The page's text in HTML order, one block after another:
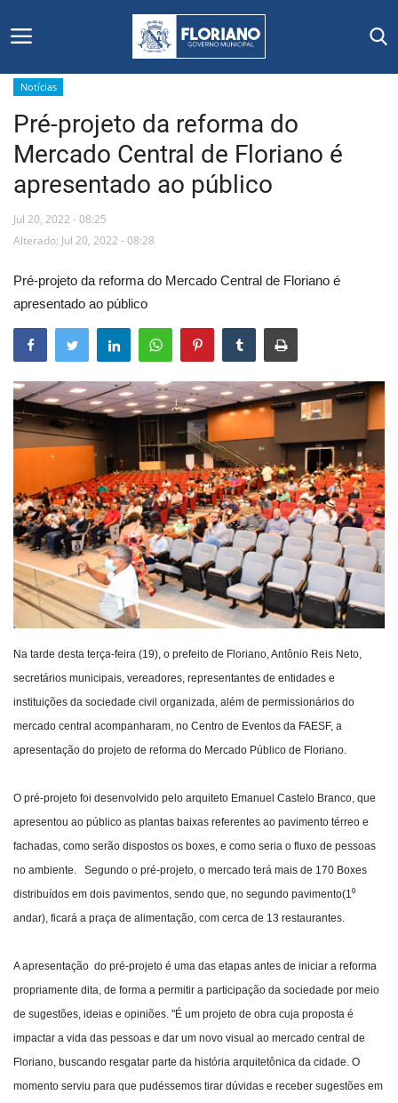
Início
Editais
Floriano
Mural de Licitações
Notícias
Vídeos
Webmail
Contato
Notícias
Pré-projeto da reforma do
Mercado Central de Floriano é
apresentado ao público
Jul 20, 2022 - 08:25
Alterado: Jul 20, 2022 - 08:28
Pré-projeto da reforma do Mercado Central de Floriano é
apresentado ao público
Na tarde desta terça-feira (19), o prefeito de Floriano, Antônio Reis Neto,
secretários municipais, vereadores, representantes de entidades e
instituições da sociedade civil organizada, além de permissionários do
mercado central acompanharam, no Centro de Eventos da FAESF, a
apresentação do projeto de reforma do Mercado Público de Floriano.
O pré-projeto foi desenvolvido pelo arquiteto Emanuel Castelo Branco, que
apresentou ao público as plantas baixas referentes ao pavimento térreo e
fachadas, como serão dispostos os boxes, e como seria o fluxo de pessoas
no ambiente. Segundo o pré-projeto, o mercado terá mais de 170 Boxes
distribuídos em dois pavimentos, sendo que, no segundo pavimento(1⁰
andar), ficará a praça de alimentação, com cerca de 13 restaurantes.
A apresentação do pré-projeto é uma das etapas antes de iniciar a reforma
propriamente dita, de forma a permitir a participação da sociedade por meio
de sugestões, ideias e opiniões. "É um projeto de obra cuja proposta é
impactar a vida das pessoas e dar um novo visual ao mercado central de
Floriano, buscando resgatar parte da história arquitetônica da cidade. O
momento serviu para que pudéssemos tirar dúvidas e receber sugestões em